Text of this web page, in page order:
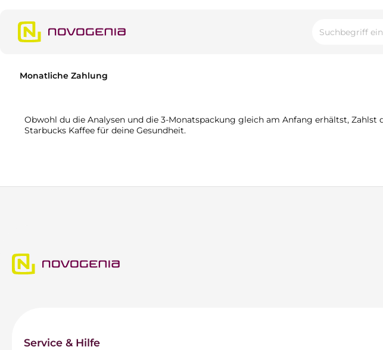
Monatliche Zahlung
Obwohl du die Analysen und die 3-Monatspackung gleich am Anfang erhältst,
Starbucks Kaffee für deine Gesundheit.
Service & Hilfe